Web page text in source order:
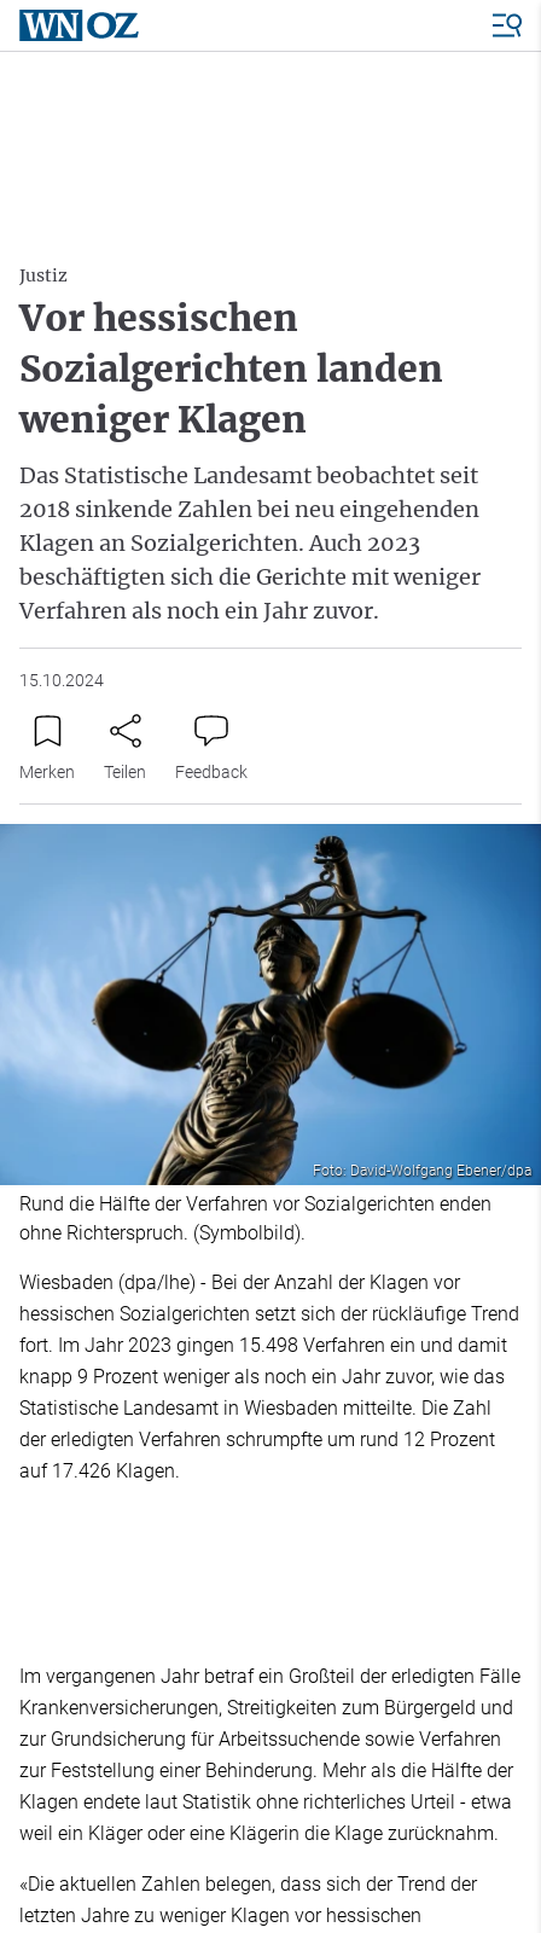
Justiz
Vor hessischen
Sozialgerichten landen
weniger Klagen
Das Statistische Landesamt beobachtet seit
2018 sinkende Zahlen bei neu eingehenden
Klagen an Sozialgerichten. Auch 2023
beschäftigten sich die Gerichte mit weniger
Verfahren als noch ein Jahr zuvor.
15.10.2024
Merken Teilen Feedback
Foto: David-Wolfgang Ebener/dpa
Rund die Hälfte der Verfahren vor Sozialgerichten enden
ohne Richterspruch. (Symbolbild).
Wiesbaden (dpa/lhe) - Bei der Anzahl der Klagen vor
hessischen Sozialgerichten setzt sich der rückläufige Trend
fort. Im Jahr 2023 gingen 15.498 Verfahren ein und damit
knapp 9 Prozent weniger als noch ein Jahr zuvor, wie das
Statistische Landesamt in Wiesbaden mitteilte. Die Zahl
der erledigten Verfahren schrumpfte um rund 12 Prozent
auf 17.426 Klagen.
Im vergangenen Jahr betraf ein Großteil der erledigten Fälle
Krankenversicherungen, Streitigkeiten zum Bürgergeld und
zur Grundsicherung für Arbeitssuchende sowie Verfahren
zur Feststellung einer Behinderung. Mehr als die Hälfte der
Klagen endete laut Statistik ohne richterliches Urteil - etwa
weil ein Kläger oder eine Klägerin die Klage zurücknahm.
«Die aktuellen Zahlen belegen, dass sich der Trend der
letzten Jahre zu weniger Klagen vor hessischen